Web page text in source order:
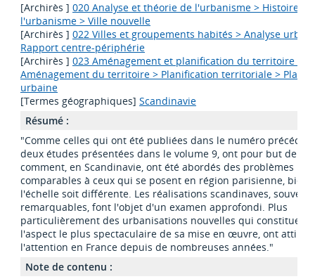
[Archirès ] 020 Analyse et théorie de l'urbanisme > Histoire de
l'urbanisme > Ville nouvelle
[Archirès ] 022 Villes et groupements habités > Analyse
Rapport centre-périphérie
[Archirès ] 023 Aménagement et planification du territoire >
Aménagement du territoire > Planification territoriale >
urbaine
[Termes géographiques] Scandinavie
Résumé :
"Comme celles qui ont été publiées dans le numéro
deux études présentées dans le volume 9, ont pour but de
comment, en Scandinavie, ont été abordés des problèmes
comparables à ceux qui se posent en région parisienne, bien
l'échelle soit différente. Les réalisations scandinaves, souvent
remarquables, font l'objet d'un examen approfondi. Plus
particulièrement des urbanisations nouvelles qui constituent
l'aspect le plus spectaculaire de sa mise en œuvre, ont attiré
l'attention en France depuis de nombreuses années."
Note de contenu :